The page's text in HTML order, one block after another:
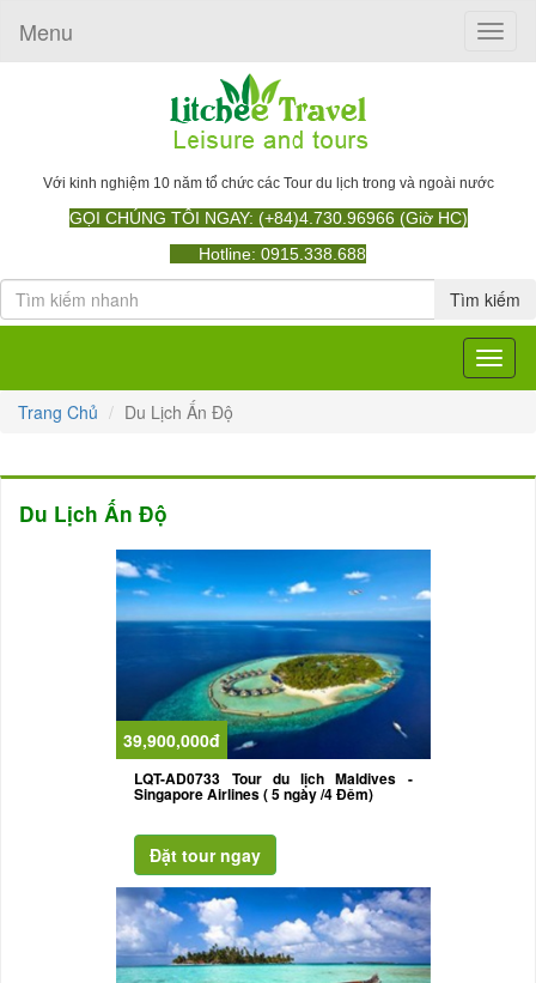
Toggle
Menu
Với kinh nghiệm 10 năm tổ chức các Tour du lịch trong và ngoài nước
GỌI CHÚNG TÔI NGAY: (+84)4.730.96966 (Giờ HC)
Hotline: 0915.338.688
Tìm kiếm
Toggle
Trang Chủ Du Lịch Ấn Độ
Du Lịch Ấn Độ
39,900,000đ
LQT-AD0733 Tour du lịch Maldives -
Singapore Airlines ( 5 ngày /4 Đêm)